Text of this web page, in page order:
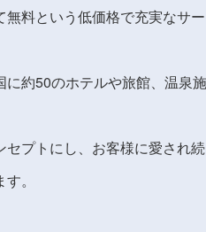
料という低価格で充実なサ
約50のホテルや旅館、温泉
セプトにし、お客様に愛され
。